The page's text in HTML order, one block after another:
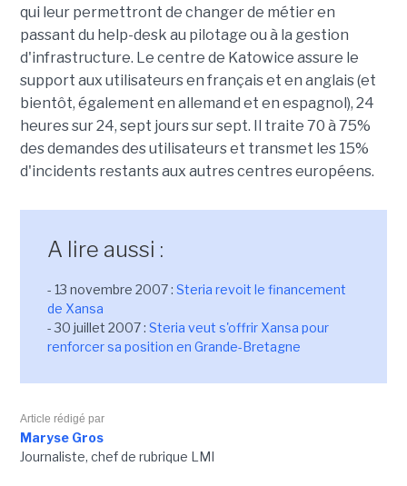
qui leur permettront de changer de métier en
passant du help-desk au pilotage ou à la gestion
d'infrastructure. Le centre de Katowice assure le
support aux utilisateurs en français et en anglais (et
bientôt, également en allemand et en espagnol), 24
heures sur 24, sept jours sur sept. Il traite 70 à 75%
des demandes des utilisateurs et transmet les 15%
d'incidents restants aux autres centres européens.
A lire aussi :
- 13 novembre 2007 : Steria revoit le financement
de Xansa
- 30 juillet 2007 : Steria veut s'offrir Xansa pour
renforcer sa position en Grande-Bretagne
Article rédigé par
Maryse Gros
Journaliste, chef de rubrique LMI